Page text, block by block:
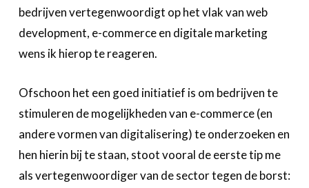
bedrijven vertegenwoordigt op het vlak van web
development, e-commerce en digitale marketing
wens ik hierop te reageren.
Ofschoon het een goed initiatief is om bedrijven te
stimuleren de mogelijkheden van e-commerce (en
andere vormen van digitalisering) te onderzoeken en
hen hierin bij te staan, stoot vooral de eerste tip me
als vertegenwoordiger van de sector tegen de borst: